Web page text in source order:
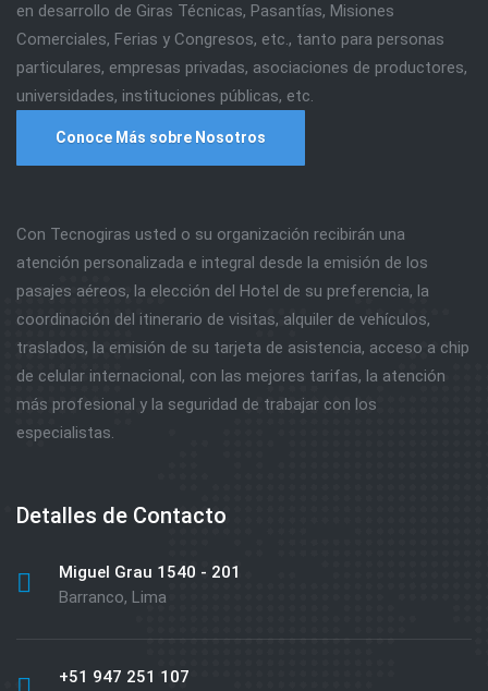
en desarrollo de Giras Técnicas, Pasantías, Misiones
Comerciales, Ferias y Congresos, etc., tanto para personas
particulares, empresas privadas, asociaciones de productores,
universidades, instituciones públicas, etc.
Conoce Más sobre Nosotros
Con Tecnogiras usted o su organización recibirán una
atención personalizada e integral desde la emisión de los
pasajes aéreos, la elección del Hotel de su preferencia, la
coordinación del itinerario de visitas, alquiler de vehículos,
traslados, la emisión de su tarjeta de asistencia, acceso a chip
de celular internacional, con las mejores tarifas, la atención
más profesional y la seguridad de trabajar con los
especialistas.
Detalles de Contacto
Miguel Grau 1540 - 201
Barranco, Lima
+51 947 251 107